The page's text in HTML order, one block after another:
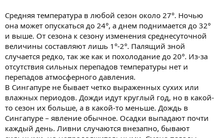
Средняя температура в любой сезон около 27°. Ночью
она может опускаться до 24°, а днем поднимается до 32°
и выше. От сезона к сезону изменения среднесуточной
величины составляют лишь 1°-2°. Палящий зной
случается редко, так же как и похолодание до 20°. Из-за
отсутствия сильных перепадов температуры нет и
перепадов атмосферного давления.
В Сингапуре не бывает четко выраженных сухих или
влажных периодов. Дожди идут круглый год, но в какой-
то сезон их больше, а в какой-то меньше. Дождь в
Сингапуре – явление обычное. Осадки выпадают почти
каждый день. Ливни случаются внезапно, бывают